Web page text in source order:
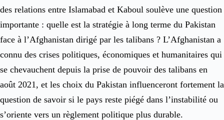
des relations entre Islamabad et Kaboul soulève une question
importante : quelle est la stratégie à long terme du Pakistan
face à l’Afghanistan dirigé par les talibans ? L’Afghanistan a
connu des crises politiques, économiques et humanitaires qui
se chevauchent depuis la prise de pouvoir des talibans en
août 2021, et les choix du Pakistan influenceront fortement la
question de savoir si le pays reste piégé dans l’instabilité ou
s’oriente vers un règlement politique plus durable.